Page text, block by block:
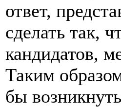
ответ,
сделать так,
кандидатов,
Таким
бы